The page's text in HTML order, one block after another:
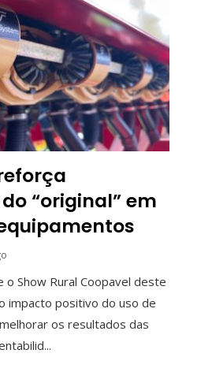
“original” em
o Show Rural Coopavel deste
impacto positivo do uso de
os resultados das